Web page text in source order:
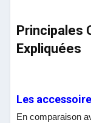
Principales
Expliquées
Les
En comparaison